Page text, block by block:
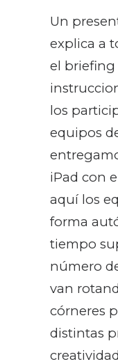
Un
explica a
el briefing
los
equipos
iPad con
aquí los
forma
tiempo
número
van
córneres
distintas